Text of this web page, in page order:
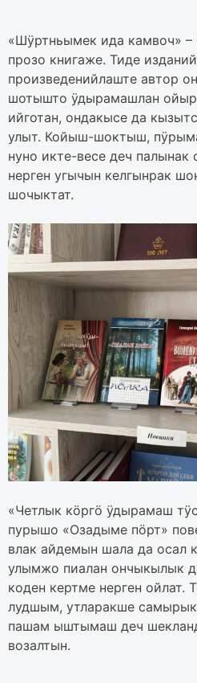
«Шӱртньымек ида камвоч»
прозо книгаже. Тиде
произведенийлаште автор
шотышто ӱдырамашлан
ийготан, ондакысе да
улыт. Койыш-шоктыш,
нуно икте-весе деч
нерген угычын келгынрак
шочыктат.
«Четлык кӧргӧ ӱдырамаш
пурышо «Озадыме пӧрт»
влак айдемын шала да
улымжо пиалан ончыкылык
коден кертме нерген ойлат.
лудшым, утларакше
пашам ыштымаш деч
возалтын.